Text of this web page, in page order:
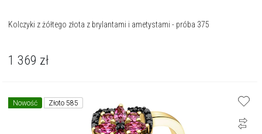
Kolczyki z żółtego złota z brylantami i ametystami - próba 375
1 369 zł
Nowość Złoto 585